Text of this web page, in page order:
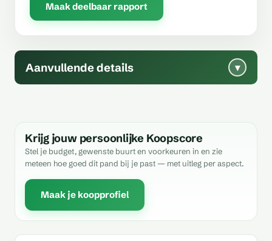
Maak deelbaar rapport
Aanvullende details ▾
Krijg jouw persoonlijke Koopscore
Stel je budget, gewenste buurt en voorkeuren in en zie
meteen hoe goed dit pand bij je past — met uitleg per aspect.
Maak je koopprofiel